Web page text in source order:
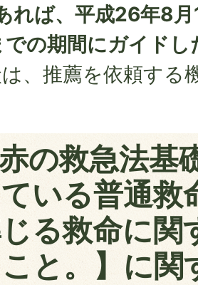
れば、平成26年8
での期間にガイドし
、推薦を依頼する
の救急法基
いる普通救
る救命に関
と。】に関